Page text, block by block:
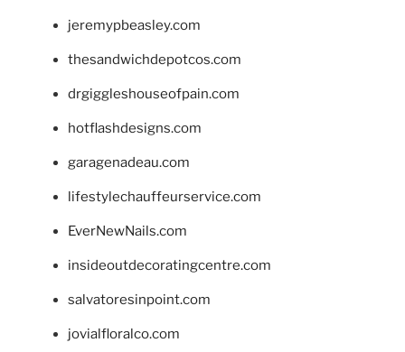
jeremypbeasley.com
thesandwichdepotcos.com
drgiggleshouseofpain.com
hotflashdesigns.com
garagenadeau.com
lifestylechauffeurservice.com
EverNewNails.com
insideoutdecoratingcentre.com
salvatoresinpoint.com
jovialfloralco.com